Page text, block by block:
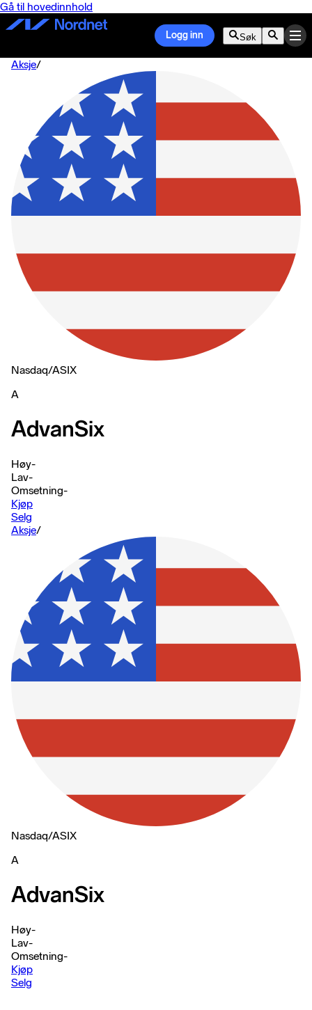
Gå til hovedinnhold
Logg inn Søk
Aksje/
Nasdaq/ASIX
A
AdvanSix
Høy-
Lav-
Omsetning-
Kjøp
Selg
Aksje/
Nasdaq/ASIX
A
AdvanSix
Høy-
Lav-
Omsetning-
Kjøp
Selg